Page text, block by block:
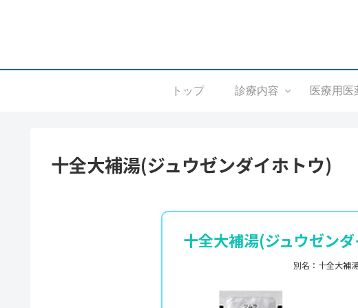
トップ 診療内容 医療用医
十全大補湯(ジュウゼンダイホトウ)
十全大補湯(ジュウゼン
別名：十全大補